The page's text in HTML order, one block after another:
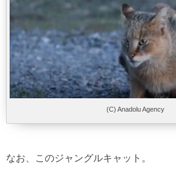
(C) Anadolu Agency
なお、このジャングルキャット。